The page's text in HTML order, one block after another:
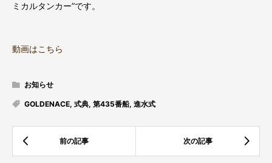
ミカルタンカー”です。
動画はこちら
お知らせ
GOLDENACE, 式典, 第435番船, 進水式